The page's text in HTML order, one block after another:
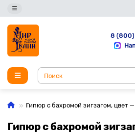
8
Гипюр с бахромой зигзагом, цвет
Гипюр с бахромой